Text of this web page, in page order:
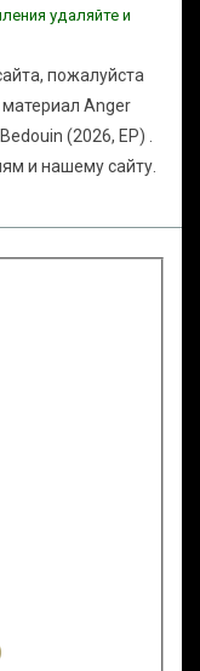
удаляйте и
пожалуйста
Anger
(2026, EP) .
и нашему сайту.